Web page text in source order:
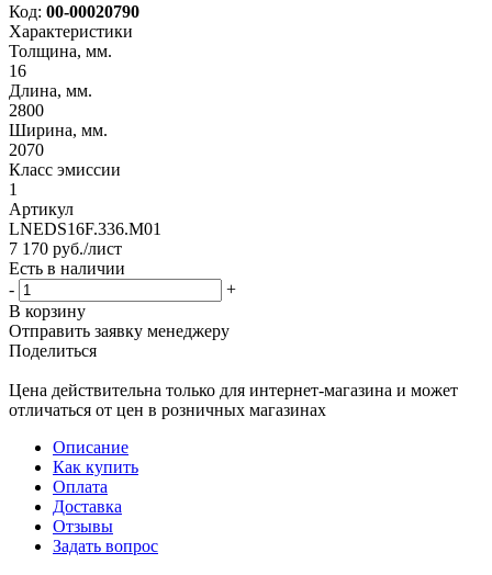
Код: 00-00020790
Характеристики
Толщина, мм.
16
Длина, мм.
2800
Ширина, мм.
2070
Класс эмиссии
1
Артикул
LNEDS16F.336.M01
7 170 руб./лист
Есть в наличии
-
+
В корзину
Отправить заявку менеджеру
Поделиться
Цена действительна только для интернет-магазина и может
отличаться от цен в розничных магазинах
Описание
Как купить
Оплата
Доставка
Отзывы
Задать вопрос